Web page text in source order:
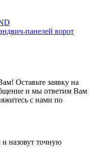
панелей ворот
Оставьте заявку на
и мы ответим Вам
с нами по
назовут точную